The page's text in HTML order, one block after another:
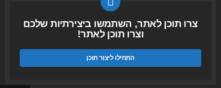
צרו תוכן לאתר, השתמשו ביצירתיות שלכם
וצרו תוכן לאתר!
התחילו ליצור תוכן